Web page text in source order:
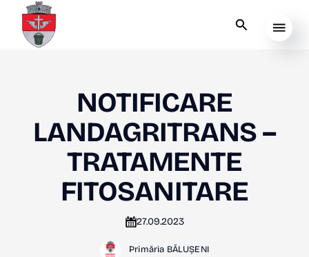
NOTIFICARE
LANDAGRITRANS –
TRATAMENTE
FITOSANITARE
27.09.2023
Primăria BĂLUȘENI